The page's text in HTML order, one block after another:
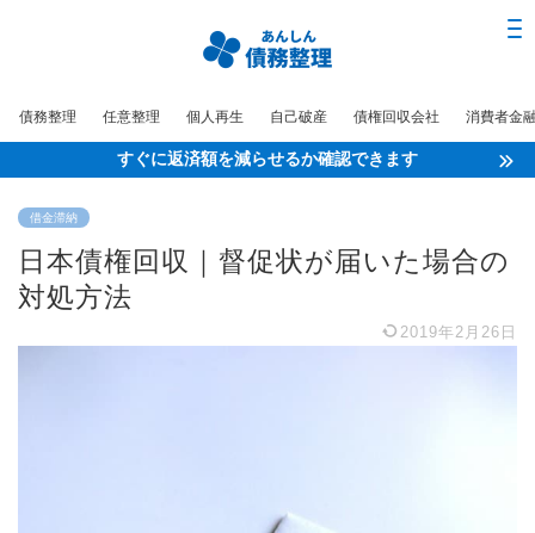
債務整理 任意整理 個人再生 自己破産 債権回収会社 消費者金
すぐに返済額を減らせるか確認できます
借金滞納
日本債権回収｜督促状が届いた場合の
対処方法
2019年2月26日